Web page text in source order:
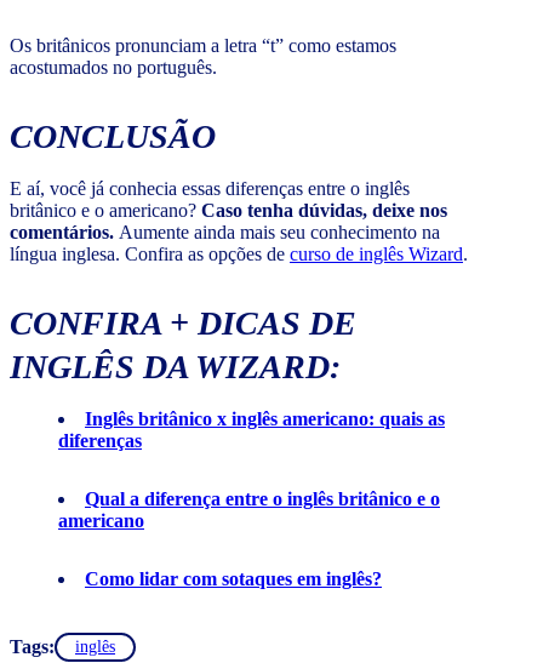
Os britânicos pronunciam a letra “t” como estamos
acostumados no português.
CONCLUSÃO
E aí, você já conhecia essas diferenças entre o inglês
britânico e o americano? Caso tenha dúvidas, deixe nos
comentários. Aumente ainda mais seu conhecimento na
língua inglesa. Confira as opções de curso de inglês Wizard.
CONFIRA + DICAS DE
INGLÊS DA WIZARD:
Inglês britânico x inglês americano: quais as
diferenças
Qual a diferença entre o inglês britânico e o
americano
Como lidar com sotaques em inglês?
Tags: inglês